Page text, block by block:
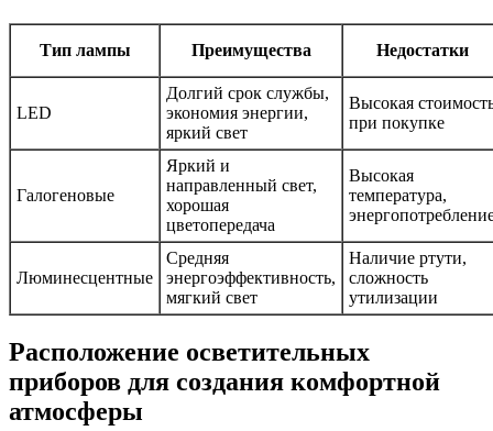
Тип лампы Преимущества Недостатки
LED
Долгий срок службы,
экономия энергии,
яркий свет
Высокая
при покупке
Галогеновые
Яркий и
направленный свет,
хорошая
цветопередача
Высокая
температура,
Люминесцентные
Средняя
энергоэффективность,
мягкий свет
Наличие ртути,
сложность
утилизации
Расположение осветительных
приборов для создания комфортной
атмосферы